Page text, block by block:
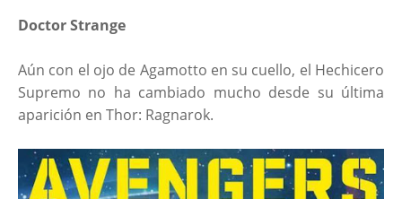
Doctor Strange
Aún con el ojo de Agamotto en su cuello, el Hechicero
Supremo no ha cambiado mucho desde su última
aparición en Thor: Ragnarok.